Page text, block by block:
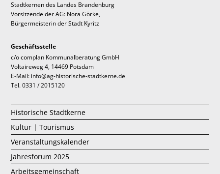
Stadtkernen des Landes Brandenburg
Vorsitzende der AG: Nora Görke,
Bürgermeisterin der Stadt Kyritz
Geschäftsstelle
c/o complan Kommunalberatung GmbH
Voltaireweg 4, 14469 Potsdam
E-Mail: info@ag-historische-stadtkerne.de
Tel. 0331 / 2015120
Historische Stadtkerne
Kultur | Tourismus
Veranstaltungskalender
Jahresforum 2025
Arbeitsgemeinschaft